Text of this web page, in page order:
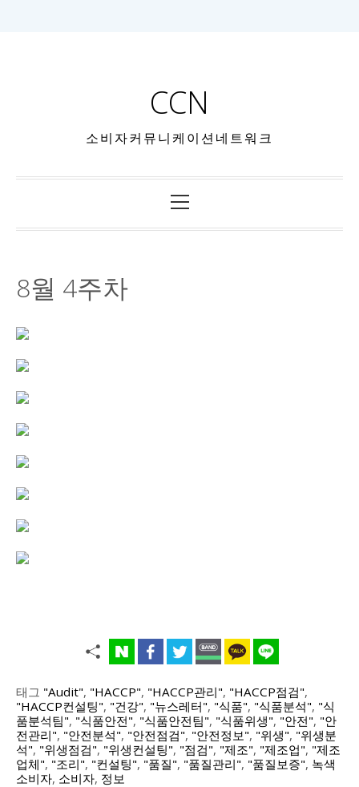
CCN
소비자커뮤니케이션네트워크
8월 4주차
태그 "Audit", "HACCP", "HACCP관리", "HACCP점검",
"HACCP컨설팅", "건강", "뉴스레터", "식품", "식품분석", "식
품분석팀", "식품안전", "식품안전팀", "식품위생", "안전", "안
전관리", "안전분석", "안전점검", "안전정보", "위생", "위생분
석", "위생점검", "위생컨설팅", "점검", "제조", "제조업", "제조
업체", "조리", "컨설팅", "품질", "품질관리", "품질보증", 녹색
소비자, 소비자, 정보